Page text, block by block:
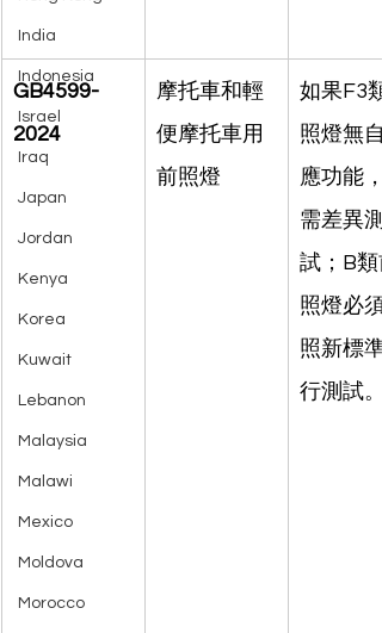
India
Indonesia
Israel
Iraq
Japan
Jordan
Kenya
Korea
Kuwait
Lebanon
Malaysia
Malawi
Mexico
Moldova
Morocco
GB4599-
2024
摩托車和輕
便摩托車用
前照燈
如果F3
照燈無自
應功能，
需差異測
試；B類
照燈必須
照新標準
行測試。